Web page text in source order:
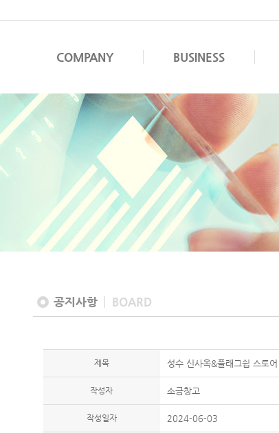
COMPANY BUSINESS
공지사항 BOARD
제목 성수 신사옥&플래그쉽 스토
작성자 소금창고
작성일자 2024-06-03